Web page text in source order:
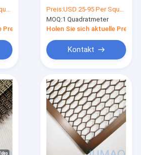
Tür Restaurant
Preis:USD 25-95 Per Square Meter
MOQ:1 Quadratmeter
Holen Sie sich aktuelle Preis
Kontakt